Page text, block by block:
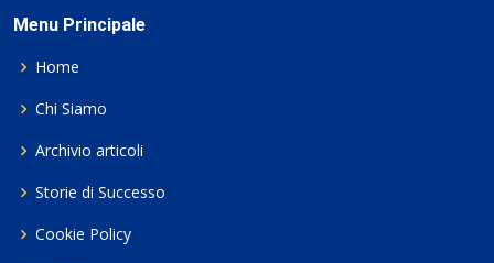
Menu Principale
Home
Chi Siamo
Archivio articoli
Storie di Successo
Cookie Policy